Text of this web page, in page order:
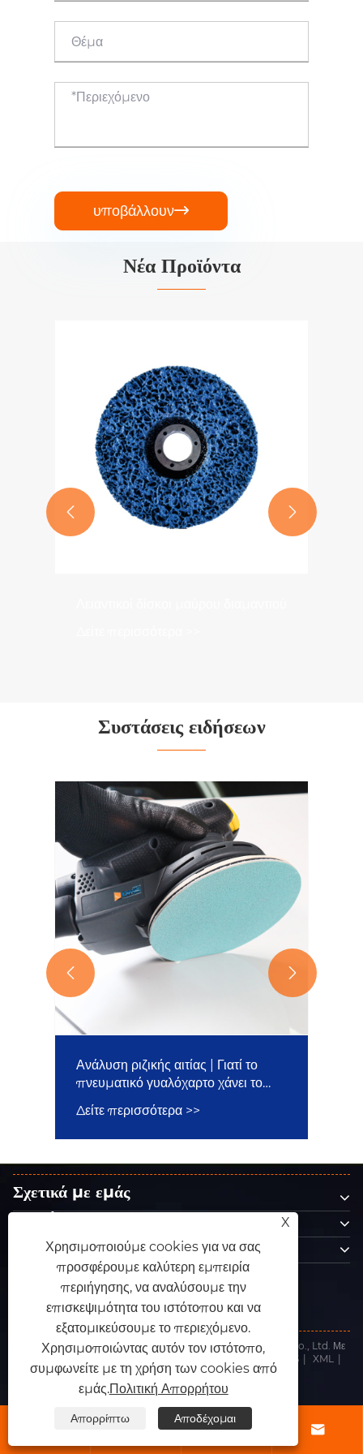
υποβάλλουν
Νέα Προϊόντα
 
Συστάσεις ειδήσεων
Ανάλυση ριζικής αιτίας | Γιατί το
πνευματικό γυαλόχαρτο χάνει το
τρίξιμο και ρίχνει το υπόστρωμα;
Δείτε περισσότερα >>
 
Σχετικά με εμάς
Προϊόντα
Επικοινωνήστε μαζί μας
ΑΚΟΛΟΥΘΗΣΕ ΜΑΣ
Πνευματικά δικαιώματα © 2025 Dongguan King Abrasives Co., Ltd. Με
την επιφύλαξη παντός δικαιώματος.
RSS XML
Πολιτική Απορρήτου
 
X
Χρησιμοποιούμε cookies για να σας
προσφέρουμε καλύτερη εμπειρία
περιήγησης, να αναλύσουμε την
επισκεψιμότητα του ιστότοπου και να
εξατομικεύσουμε το περιεχόμενο.
Χρησιμοποιώντας αυτόν τον ιστότοπο,
συμφωνείτε με τη χρήση των cookies από
εμάς.Πολιτική Απορρήτου
Απορρίπτω Αποδέχομαι